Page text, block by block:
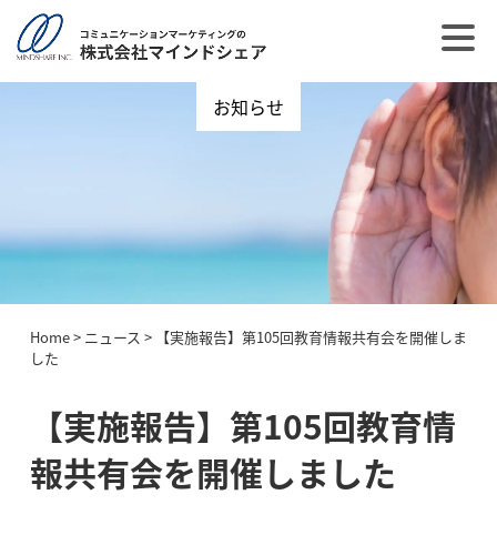
お知らせ
Home> ニュース > 【実施報告】第105回教育情報共有会を開催しま
した
【実施報告】第105回教育情
報共有会を開催しました